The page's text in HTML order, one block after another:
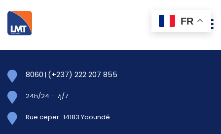
8060 | (+237) 222 207 855
24h/24 - 7j/7
Rue ceper 14183 Yaoundé
FR